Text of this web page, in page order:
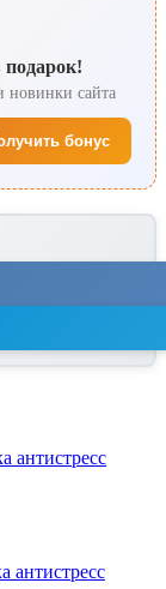
подарок!
сайта
бонус